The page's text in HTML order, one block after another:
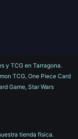
y TCG en Tarragona.
TCG, One Piece Card
Game, Star Wars
tienda física.